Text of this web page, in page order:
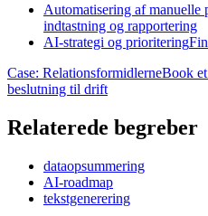
Automatisering af manuelle
indtastning og rapportering
AI-strategi og prioritering
Case: RelationsformidlerneBook
beslutning til drift
Relaterede begreber
dataopsummering
AI-roadmap
tekstgenerering